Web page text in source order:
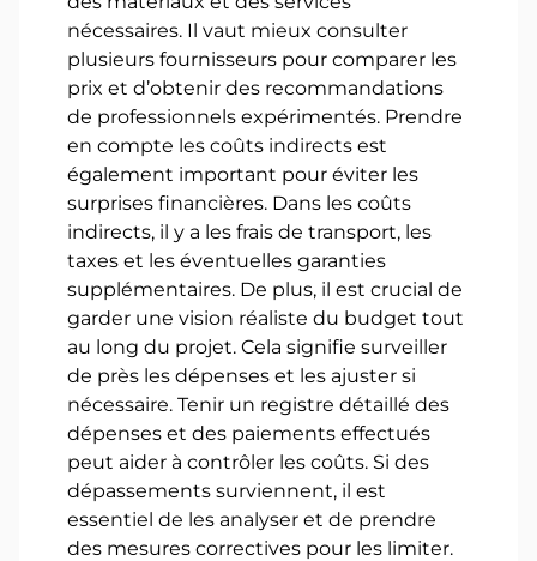
nécessaires. Il vaut mieux consulter
plusieurs fournisseurs pour comparer les
prix et d’obtenir des recommandations
de professionnels expérimentés. Prendre
en compte les coûts indirects est
également important pour éviter les
surprises financières. Dans les coûts
indirects, il y a les frais de transport, les
taxes et les éventuelles garanties
supplémentaires. De plus, il est crucial de
garder une vision réaliste du budget tout
au long du projet. Cela signifie surveiller
de près les dépenses et les ajuster si
nécessaire. Tenir un registre détaillé des
dépenses et des paiements effectués
peut aider à contrôler les coûts. Si des
dépassements surviennent, il est
essentiel de les analyser et de prendre
des mesures correctives pour les limiter.